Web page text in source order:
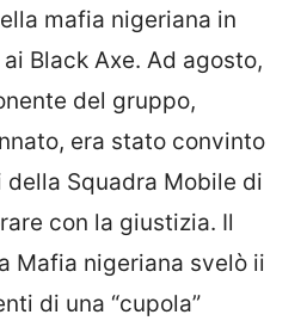
mafia nigeriana in
Black Axe. Ad agosto,
del gruppo,
era stato convinto
Squadra Mobile di
con la giustizia. Il
Mafia nigeriana svelò ii
di una “cupola”